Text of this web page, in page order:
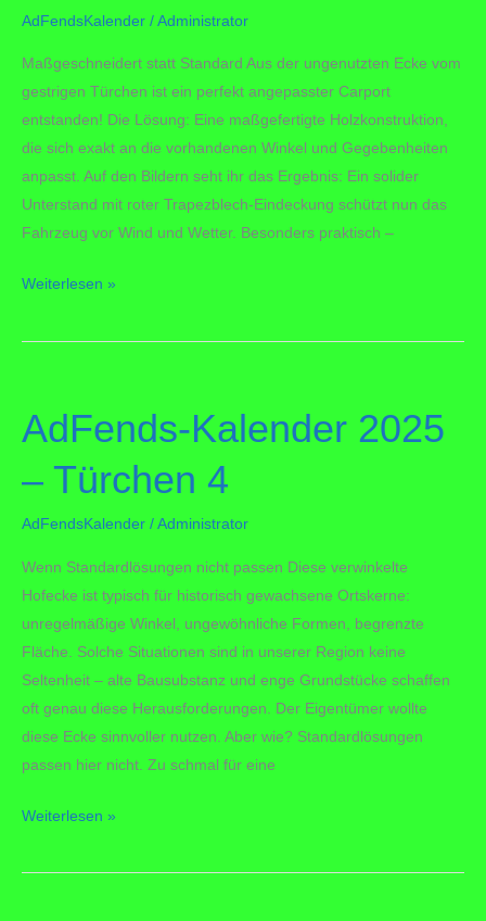
AdFendsKalender /Administrator
Maßgeschneidert statt Standard Aus der ungenutzten Ecke vom
gestrigen Türchen ist ein perfekt angepasster Carport
entstanden! Die Lösung: Eine maßgefertigte Holzkonstruktion,
die sich exakt an die vorhandenen Winkel und Gegebenheiten
anpasst. Auf den Bildern seht ihr das Ergebnis: Ein solider
Unterstand mit roter Trapezblech-Eindeckung schützt nun das
Fahrzeug vor Wind und Wetter. Besonders praktisch –
AdFends-
2025
5
Weiterlesen »
AdFends-Kalender 2025
– Türchen 4
AdFendsKalender /Administrator
Wenn Standardlösungen nicht passen Diese verwinkelte
Hofecke ist typisch für historisch gewachsene Ortskerne:
unregelmäßige Winkel, ungewöhnliche Formen, begrenzte
Fläche. Solche Situationen sind in unserer Region keine
Seltenheit – alte Bausubstanz und enge Grundstücke schaffen
oft genau diese Herausforderungen. Der Eigentümer wollte
diese Ecke sinnvoller nutzen. Aber wie? Standardlösungen
passen hier nicht. Zu schmal für eine
AdFends-
2025
Weiterlesen »